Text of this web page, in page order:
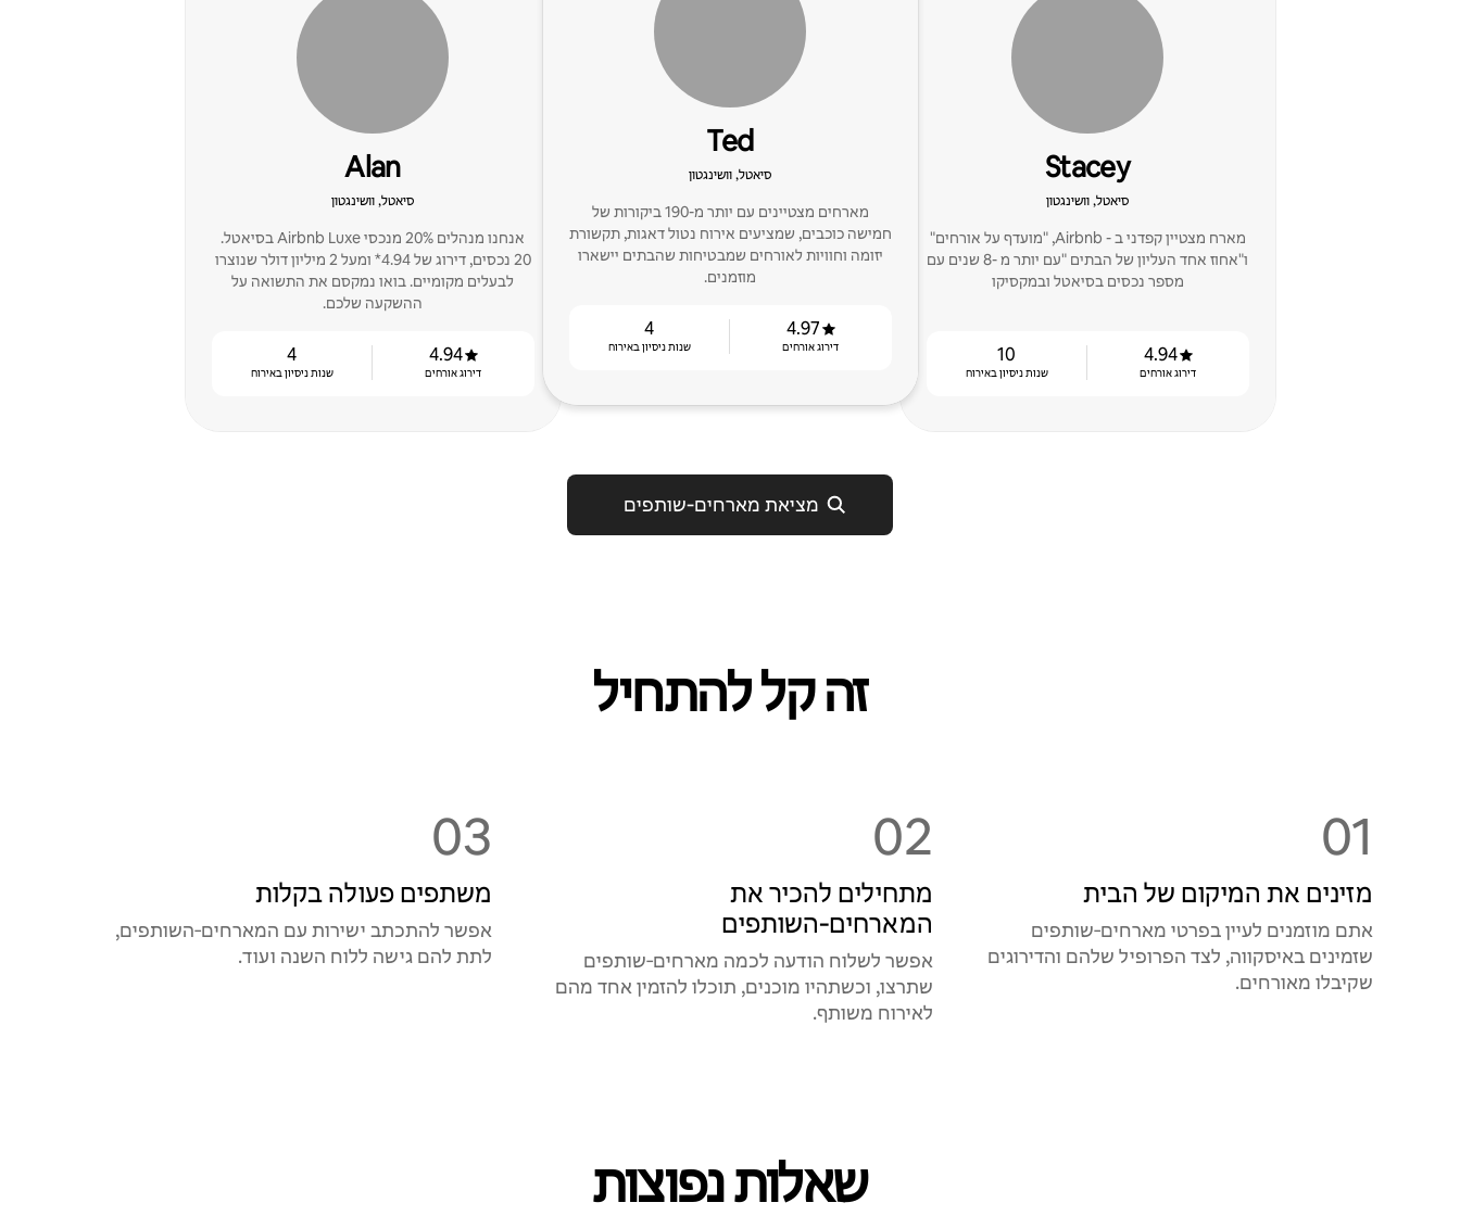
Stacey
סיאטל, וושינגטון
מארח מצטיין קפדני ב - Airbnb, "מועדף על אורחים"
ו"אחוז אחד העליון של הבתים "עם יותר מ -8 שנים עם
מספר נכסים בסיאטל ובמקסיקו
4.94
דירוג אורחים
10
שנות ניסיון באירוח
Ted
סיאטל, וושינגטון
מארחים מצטיינים עם יותר מ-190 ביקורות של
חמישה כוכבים, שמציעים אירוח נטול דאגות, תקשורת
יזומה וחוויות לאורחים שמבטיחות שהבתים יישארו
מוזמנים.
4.97
דירוג אורחים
4
שנות ניסיון באירוח
Alan
סיאטל, וושינגטון
אנחנו מנהלים 20% מנכסי Airbnb Luxe בסיאטל.
20 נכסים, דירוג של 4.94* ומעל 2 מיליון דולר שנוצרו
לבעלים מקומיים. בואו נמקסם את התשואה על
ההשקעה שלכם.
4.94
דירוג אורחים
4
שנות ניסיון באירוח
מציאת מארחים‑שותפים
זה קל להתחיל
01
מזינים את המיקום של הבית
אתם מוזמנים לעיין בפרטי מארחים‑שותפים
שזמינים באיסקווה, לצד הפרופיל שלהם והדירוגים
שקיבלו מאורחים.
02
מתחילים להכיר את
המארחים‑השותפים
אפשר לשלוח הודעה לכמה מארחים‑שותפים
שתרצו, וכשתהיו מוכנים, תוכלו להזמין אחד מהם
לאירוח משותף.
03
משתפים פעולה בקלות
אפשר להתכתב ישירות עם המארחים‑השותפים,
לתת להם גישה ללוח השנה ועוד.
שאלות נפוצות